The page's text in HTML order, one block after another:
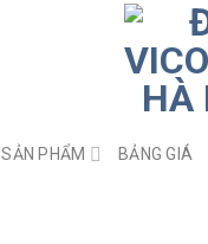
SẢN PHẨM BẢNG GIÁ